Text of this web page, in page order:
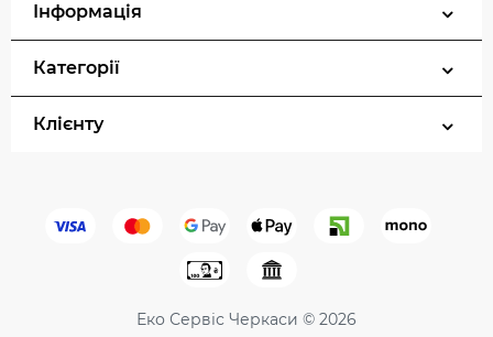
Інформація
Категорії
Клієнту
Еко Сервіс Черкаси © 2026